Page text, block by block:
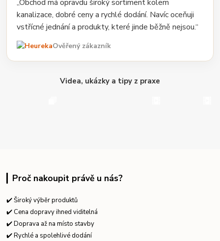
„Obchod má opravdu široký sortiment kolem
kanalizace, dobré ceny a rychlé dodání. Navíc oceňuji
vstřícné jednání a produkty, které jinde běžně nejsou.“
Ověřený zákazník
Videa, ukázky a tipy z praxe
Proč nakoupit právě u nás?
✔️ Široký výběr produktů
✔️ Cena dopravy ihned viditelná
✔️ Doprava až na místo stavby
✔️ Rychlé a spolehlivé dodání